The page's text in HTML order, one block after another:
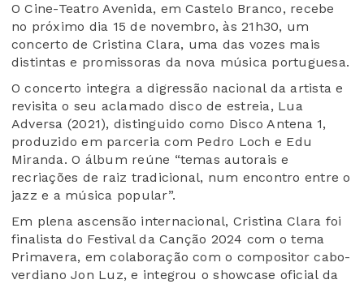
O Cine-Teatro Avenida, em Castelo Branco, recebe
no próximo dia 15 de novembro, às 21h30, um
concerto de Cristina Clara, uma das vozes mais
distintas e promissoras da nova música portuguesa.
O concerto integra a digressão nacional da artista e
revisita o seu aclamado disco de estreia, Lua
Adversa (2021), distinguido como Disco Antena 1,
produzido em parceria com Pedro Loch e Edu
Miranda. O álbum reúne “temas autorais e
recriações de raiz tradicional, num encontro entre o
jazz e a música popular”.
Em plena ascensão internacional, Cristina Clara foi
finalista do Festival da Canção 2024 com o tema
Primavera, em colaboração com o compositor cabo-
verdiano Jon Luz, e integrou o showcase oficial da